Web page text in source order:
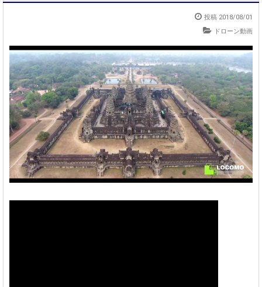
投稿 2018/08/01
ドローン動画